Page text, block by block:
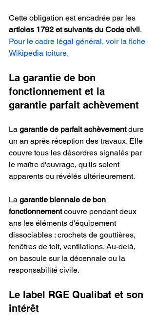
Cette obligation est encadrée par les
articles 1792 et suivants du Code civil.
Pour le cadre légal général, voir la fiche
Wikipedia toiture.
La garantie de bon
fonctionnement et la
garantie parfait achèvement
La garantie de parfait achèvement dure
un an après réception des travaux. Elle
couvre tous les désordres signalés par
le maître d'ouvrage, qu'ils soient
apparents ou révélés ultérieurement.
La garantie biennale de bon
fonctionnement couvre pendant deux
ans les éléments d'équipement
dissociables : crochets de gouttières,
fenêtres de toit, ventilations. Au-delà,
on bascule sur la décennale ou la
responsabilité civile.
Le label RGE Qualibat et son
intérêt